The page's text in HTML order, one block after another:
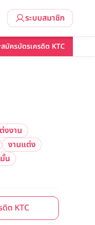
ระบบสมาชิก
สมัครบัตรเครดิต KTC
งงาน
งานแต่ง
น
ต KTC